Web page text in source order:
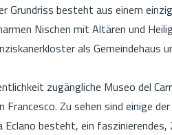
Grundriss besteht aus einem
Nischen mit Altären und
als Gemeindehaus
zugängliche Museo del
Francesco. Zu sehen sind einige
Eclano besteht, ein